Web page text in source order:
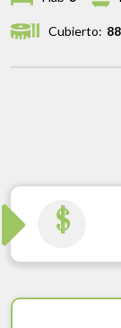
Cubierto:
$